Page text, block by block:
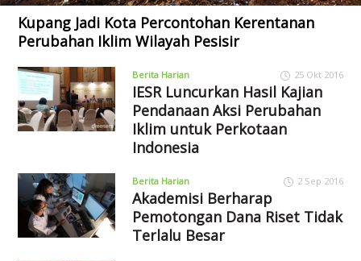
Kupang Jadi Kota Percontohan Kerentanan
Perubahan Iklim Wilayah Pesisir
Berita Harian 25 Okt 2016
IESR Luncurkan Hasil Kajian
Pendanaan Aksi Perubahan
Iklim untuk Perkotaan
Indonesia
Berita Harian 2 Sep 2016
Akademisi Berharap
Pemotongan Dana Riset Tidak
Terlalu Besar